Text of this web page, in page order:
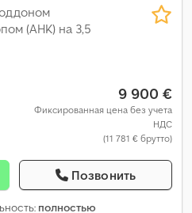
(AHK) на 3,5
9 900 €
Фиксированная цена без учета
НДС
(11 781 € брутто)
Позвонить
полностью